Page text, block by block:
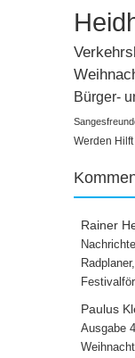
Bürger-
Werden Hilft
Rainer
Paulus
Ausgabe